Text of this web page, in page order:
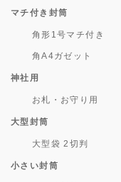
マチ付き封筒
角形1号マチ付き
角A4ガゼット
神社用
お札・お守り用
大型封筒
大型袋 2切判
小さい封筒